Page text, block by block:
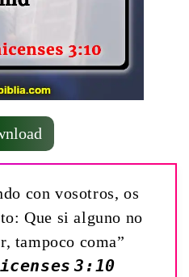
con vosotros, os
Que si alguno no
tampoco coma”
3:10